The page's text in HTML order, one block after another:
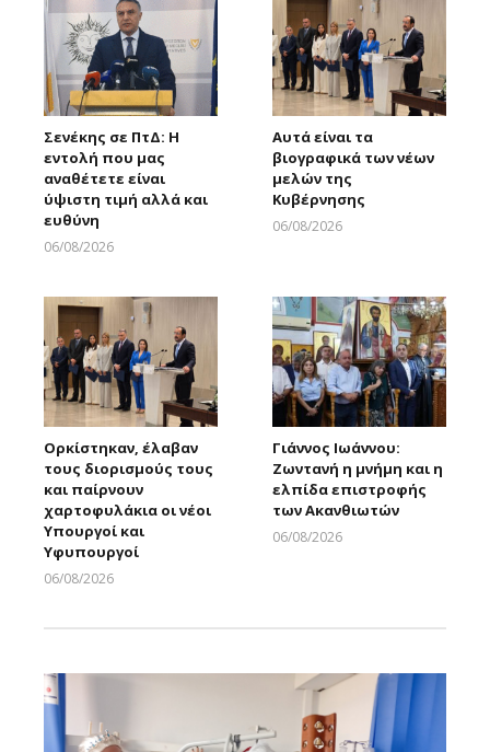
Σενέκης σε ΠτΔ: Η
εντολή που μας
αναθέτετε είναι
ύψιστη τιμή αλλά και
ευθύνη
06/08/2026
Αυτά είναι τα
βιογραφικά των νέων
μελών της
Κυβέρνησης
06/08/2026
Ορκίστηκαν, έλαβαν
τους διορισμούς τους
και παίρνουν
χαρτοφυλάκια οι νέοι
Υπουργοί και
Υφυπουργοί
06/08/2026
Γιάννος Ιωάννου:
Ζωντανή η μνήμη και η
ελπίδα επιστροφής
των Ακανθιωτών
06/08/2026